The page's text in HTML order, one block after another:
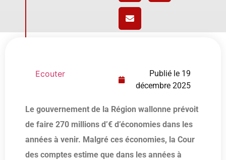
Ecouter Publié le 19
décembre 2025
Le gouvernement de la Région wallonne prévoit
de faire 270 millions d’€ d’économies dans les
années à venir. Malgré ces économies, la Cour
des comptes estime que dans les années à